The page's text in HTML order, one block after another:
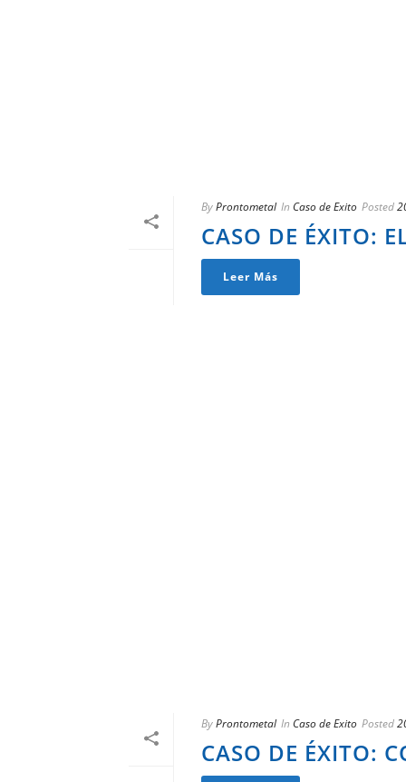
ByProntometal In Caso de Exito Posted
CASO DE ÉXITO:
Leer Más
ByProntometal In Caso de Exito Posted
CASO DE ÉXITO: